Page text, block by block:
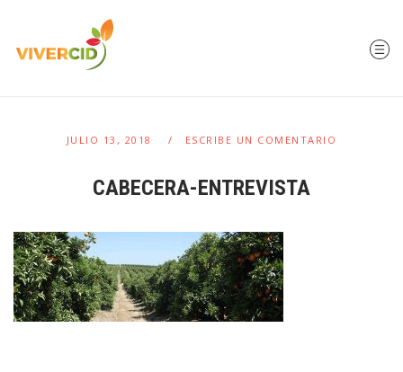
JULIO 13, 2018 ESCRIBE UN COMENTARIO
CABECERA-ENTREVISTA